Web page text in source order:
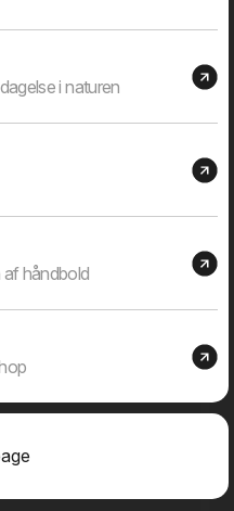
projekt.
i naturen
håndbold